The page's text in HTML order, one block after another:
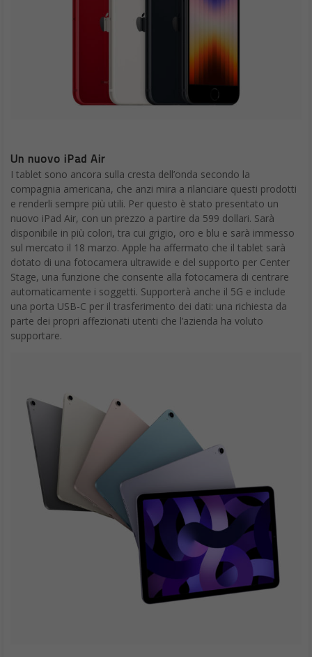
Un nuovo iPad Air
I tablet sono ancora sulla cresta dell’onda secondo la
compagnia americana, che anzi mira a rilanciare questi prodotti
e renderli sempre più utili. Per questo è stato presentato un
nuovo iPad Air, con un prezzo a partire da 599 dollari. Sarà
disponibile in più colori, tra cui grigio, oro e blu e sarà immesso
sul mercato il 18 marzo. Apple ha affermato che il tablet sarà
dotato di una fotocamera ultrawide e del supporto per Center
Stage, una funzione che consente alla fotocamera di centrare
automaticamente i soggetti. Supporterà anche il 5G e include
una porta USB-C per il trasferimento dei dati: una richiesta da
parte dei propri affezionati utenti che l’azienda ha voluto
supportare.